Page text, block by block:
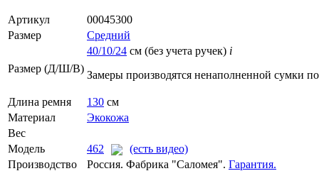
Артикул
00045300
Размер
Средний
Размер (Д/Ш/В)
40/10/24 см (без учета ручек) i
Замеры производятся ненаполненной сумки
Длина ремня 130 см
Материал
Экокожа
Вес
Модель
462
(есть видео)
Производство
Россия. Фабрика "Саломея". Гарантия.